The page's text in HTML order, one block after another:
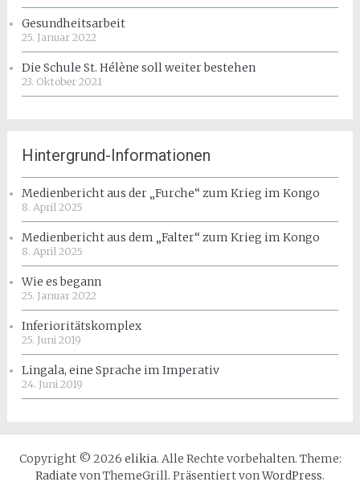
Gesundheitsarbeit
25. Januar 2022
Die Schule St. Hélène soll weiter bestehen
23. Oktober 2021
Hintergrund-Informationen
Medienbericht aus der „Furche“ zum Krieg im Kongo
8. April 2025
Medienbericht aus dem „Falter“ zum Krieg im Kongo
8. April 2025
Wie es begann
25. Januar 2022
Inferioritätskomplex
25. Juni 2019
Lingala, eine Sprache im Imperativ
24. Juni 2019
Copyright © 2026 elikia. Alle Rechte vorbehalten. Theme:
Radiate von ThemeGrill. Präsentiert vonWordPress.